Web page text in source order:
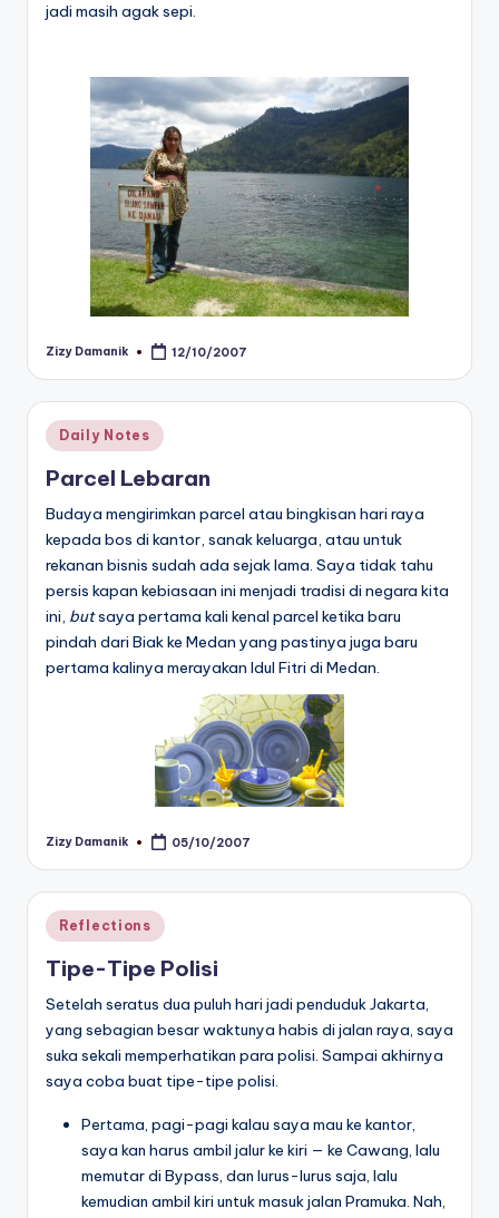
jadi masih agak sepi.
Posted
Zizy Damanik 12/10/2007
Posted
in
Daily Notes
Parcel Lebaran
Budaya mengirimkan parcel atau bingkisan hari raya
kepada bos di kantor, sanak keluarga, atau untuk
rekanan bisnis sudah ada sejak lama. Saya tidak tahu
persis kapan kebiasaan ini menjadi tradisi di negara kita
ini, butsaya pertama kali kenal parcel ketika baru
pindah dari Biak ke Medan yang pastinya juga baru
pertama kalinya merayakan Idul Fitri di Medan.
Posted
Zizy Damanik 05/10/2007
Posted
in
Reflections
Tipe-Tipe Polisi
Setelah seratus dua puluh hari jadi penduduk Jakarta,
yang sebagian besar waktunya habis di jalan raya, saya
suka sekali memperhatikan para polisi. Sampai akhirnya
saya coba buat tipe-tipe polisi.
Pertama, pagi-pagi kalau saya mau ke kantor,
saya kan harus ambil jalur ke kiri — ke Cawang, lalu
memutar di Bypass, dan lurus-lurus saja, lalu
kemudian ambil kiri untuk masuk jalan Pramuka. Nah,